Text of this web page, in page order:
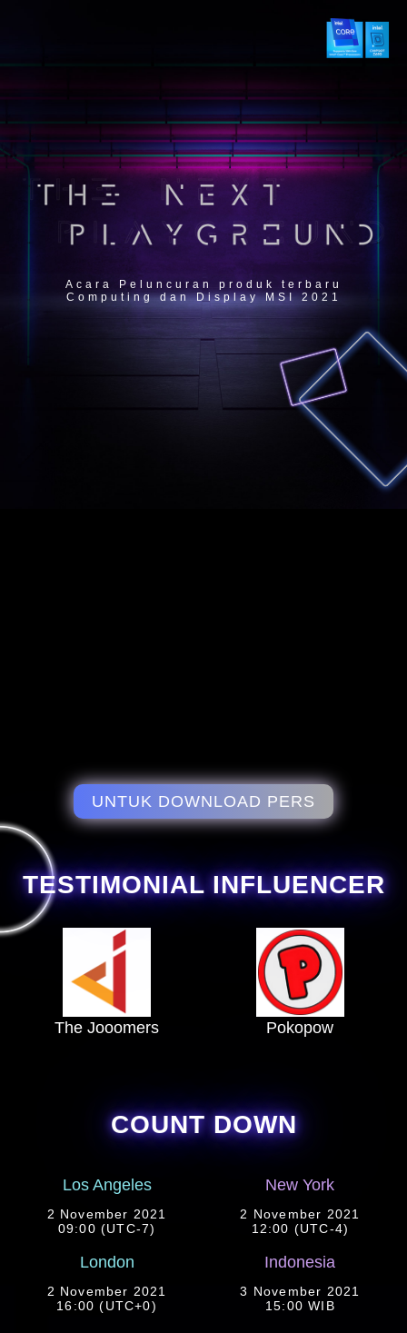
Acara Peluncuran produk terbaru
Computing dan Display MSI 2021
UNTUK DOWNLOAD PERS
TESTIMONIAL INFLUENCER
The Jooomers Pokopow
COUNT DOWN
Los Angeles
2 November 2021
09:00 (UTC-7)
New York
2 November 2021
12:00 (UTC-4)
London
2 November 2021
16:00 (UTC+0)
Indonesia
3 November 2021
15:00 WIB